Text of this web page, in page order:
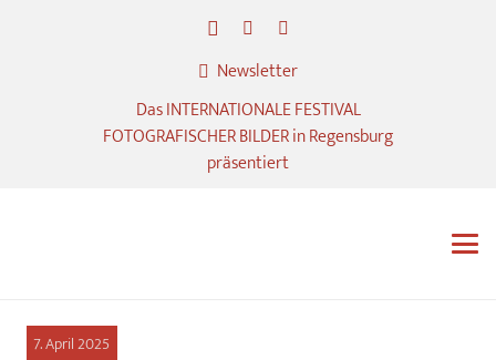
Newsletter
Das INTERNATIONALE FESTIVAL
FOTOGRAFISCHER BILDER in Regensburg
präsentiert
7. April 2025